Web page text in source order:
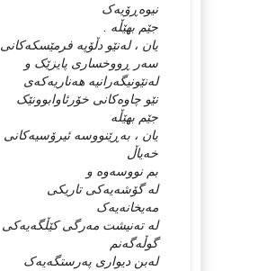
نیوه‌ڕۆیه‌ک
جێم بهێڵه‌ .
یان ، له‌نێو دڵۆپه ‌فرمێسکه‌کانی
سه‌ر ڕووخساری پایزێک و
له‌نێونیگه‌رانیه‌ هه‌ناریه‌که‌ی
نێو چاوه‌کانی خۆرئاوابوونێک
جێم بهێڵه‌
یان ، به‌ڕێنووسه‌ ئیرۆسیه‌کانی
خه‌یاڵ
بم نووسه‌وه‌ و
له‌ گۆشه‌یه‌کی تاریکی
مه‌یخانه‌یه‌ک
له‌ ته‌نیشت مه‌رگی کێڵگه‌یه‌کی
گوڵه‌گه‌نم
له‌بن دیواری په‌رستگه‌یه‌ک